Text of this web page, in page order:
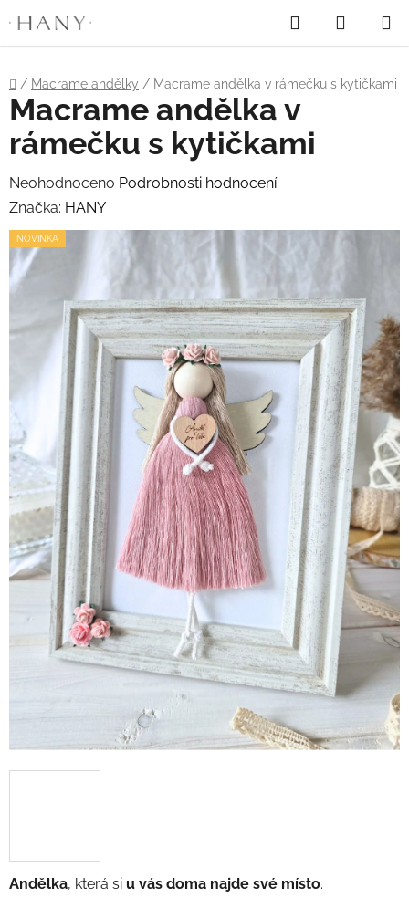
Přejít
na
Hledat
KOŠÍK
Domů
/ Macrame andělky / Macrame andělka v rámečku s kytičkami
Andělka, která si u vás doma najde své místo.
Macrame andělka v
rámečku s kytičkami
Průměrné
hodnocení
produktu
je
0,0
5
hvězdiček.
Neohodnoceno Podrobnosti hodnocení
Značka: HANY
NOVINKA